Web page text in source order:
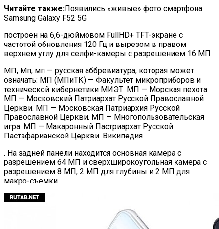
Читайте также:Появились «живые» фото смартфона
Samsung Galaxy F52 5G
построен на 6,6-дюймовом FullHD+ TFT-экране с
частотой обновления 120 Гц и вырезом в правом
верхнем углу для селфи-камеры с разрешением 16 МП
МП, Мп, мп — русская аббревиатура, которая может
означать: МП (МПиТК) — Факультет микроприборов и
технической кибернетики МИЭТ. МП — Морская пехота
МП — Московский Патриархат Русской Православной
Церкви. МП — Московская Патриархия Русской
Православной Церкви. МП — Многопользовательская
игра. МП — Макаронный Пастриархат Русской
Пастафарианской Церкви. Википедия
. На задней панели находится основная камера с
разрешением 64 МП и сверхширокоугольная камера с
разрешением 8 МП, 2 МП для глубины и 2 МП для
макро-съемки.